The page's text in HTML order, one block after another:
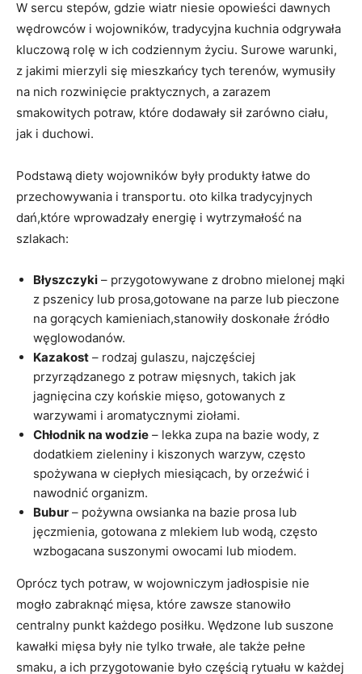
W sercu stepów, gdzie wiatr niesie opowieści dawnych
⁢wędrowców i‍ wojowników, tradycyjna kuchnia odgrywała
kluczową rolę ⁢w ich codziennym⁢ życiu. ⁤Surowe warunki,
z jakimi mierzyli się​ mieszkańcy tych terenów, wymusiły
na nich rozwinięcie praktycznych, a zarazem
smakowitych potraw, które dodawały sił zarówno ‌ciału,
‍jak i duchowi.
Podstawą diety wojowników były produkty łatwe do
przechowywania i transportu.⁣ oto ⁣kilka tradycyjnych‍
dań,które wprowadzały energię i wytrzymałość na
szlakach:
Błyszczyki – przygotowywane z drobno mielonej mąki‍
z pszenicy lub prosa,gotowane na parze‌ lub pieczone
na gorących kamieniach,stanowiły doskonałe źródło
‍węglowodanów.
Kazakost ‍– rodzaj gulaszu, najczęściej ​
przyrządzanego z potraw mięsnych, takich jak
jagnięcina ⁣czy końskie mięso, gotowanych z
warzywami i ​aromatycznymi ziołami.
Chłodnik na wodzie ⁤– lekka zupa na⁣ bazie wody, z
dodatkiem zieleniny i kiszonych warzyw, często
spożywana w‌ ciepłych miesiącach, by orzeźwić i⁣
nawodnić organizm.
Bubur – pożywna owsianka na ‍bazie ⁤prosa lub
jęczmienia, gotowana z⁣ mlekiem lub wodą, często
wzbogacana suszonymi owocami lub miodem.
Oprócz tych potraw, w⁢ wojowniczym jadłospisie nie
mogło zabraknąć mięsa, które zawsze stanowiło
centralny punkt każdego posiłku. Wędzone lub suszone
kawałki mięsa były nie tylko trwałe, ale także‌ pełne
smaku, a ich przygotowanie było częścią rytuału w każdej